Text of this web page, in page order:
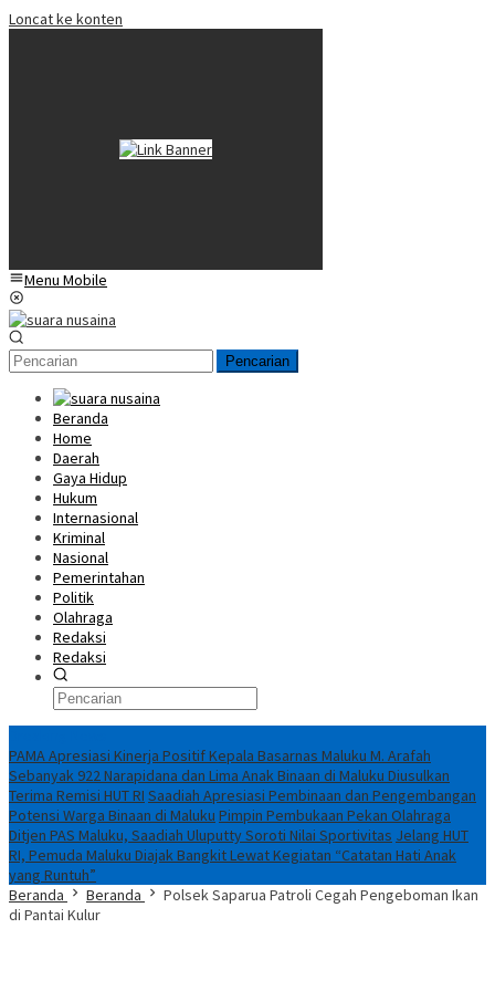
Loncat ke konten
Menu Mobile
Pencarian
Beranda
Home
Daerah
Gaya Hidup
Hukum
Internasional
Kriminal
Nasional
Pemerintahan
Politik
Olahraga
Redaksi
Redaksi
PAMA Apresiasi Kinerja Positif Kepala Basarnas Maluku M. Arafah
Sebanyak 922 Narapidana dan Lima Anak Binaan di Maluku Diusulkan
Terima Remisi HUT RI Saadiah Apresiasi Pembinaan dan Pengembangan
Potensi Warga Binaan di Maluku Pimpin Pembukaan Pekan Olahraga
Ditjen PAS Maluku, Saadiah Uluputty Soroti Nilai Sportivitas Jelang HUT
RI, Pemuda Maluku Diajak Bangkit Lewat Kegiatan “Catatan Hati Anak
yang Runtuh”
Beranda
Beranda
Polsek Saparua Patroli Cegah Pengeboman Ikan
di Pantai Kulur